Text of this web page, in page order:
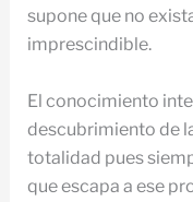
supone que no
imprescindible.
El conocimiento
descubrimiento de
totalidad pues
que escapa a ese